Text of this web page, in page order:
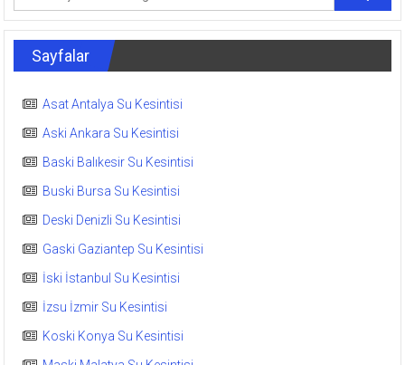
Sayfalar
Asat Antalya Su Kesintisi
Aski Ankara Su Kesintisi
Baski Balıkesir Su Kesintisi
Buski Bursa Su Kesintisi
Deski Denizli Su Kesintisi
Gaski Gaziantep Su Kesintisi
İski İstanbul Su Kesintisi
İzsu İzmir Su Kesintisi
Koski Konya Su Kesintisi